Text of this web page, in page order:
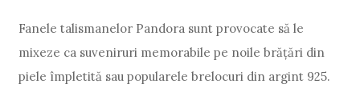
Fanele talismanelor Pandora sunt provocate să le
mixeze ca suveniruri memorabile pe noile brățări din
piele împletită sau popularele brelocuri din argint 925.